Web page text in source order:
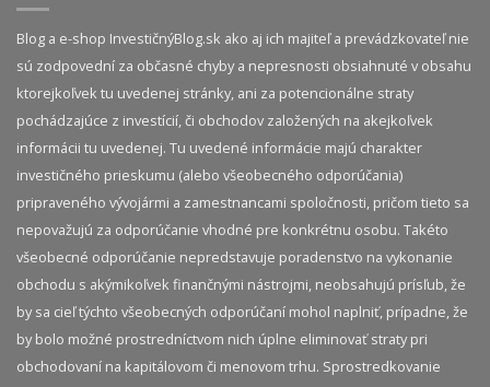
Blog a e-shop InvestičnýBlog.sk ako aj ich majiteľ a prevádzkovateľ nie
sú zodpovední za občasné chyby a nepresnosti obsiahnuté v obsahu
ktorejkoľvek tu uvedenej stránky, ani za potencionálne straty
pochádzajúce z investícií, či obchodov založených na akejkoľvek
informácii tu uvedenej. Tu uvedené informácie majú charakter
investičného prieskumu (alebo všeobecného odporúčania)
pripraveného vývojármi a zamestnancami spoločnosti, pričom tieto sa
nepovažujú za odporúčanie vhodné pre konkrétnu osobu. Takéto
všeobecné odporúčanie nepredstavuje poradenstvo na vykonanie
obchodu s akýmikoľvek finančnými nástrojmi, neobsahujú prísľub, že
by sa cieľ týchto všeobecných odporúčaní mohol naplniť, prípadne, že
by bolo možné prostredníctvom nich úplne eliminovať straty pri
obchodovaní na kapitálovom či menovom trhu. Sprostredkovanie